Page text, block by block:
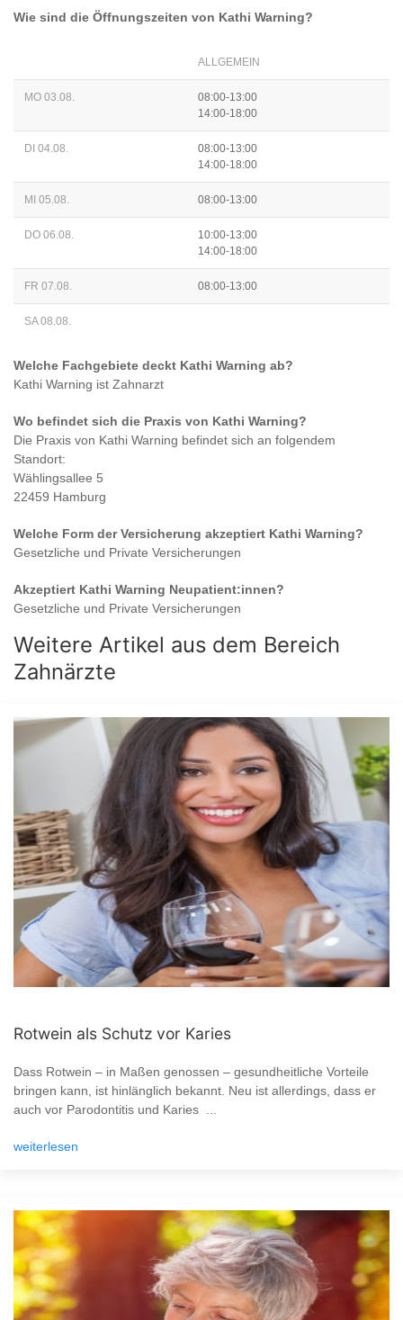
Wie sind die Öffnungszeiten von Kathi Warning?
ALLGEMEIN
MO 03.08.
08:00-13:00
14:00-18:00
DI 04.08.
08:00-13:00
14:00-18:00
MI 05.08. 08:00-13:00
DO 06.08.
10:00-13:00
14:00-18:00
FR 07.08. 08:00-13:00
SA 08.08.
Welche Fachgebiete deckt Kathi Warning ab?
Kathi Warning ist Zahnarzt
Wo befindet sich die Praxis von Kathi Warning?
Die Praxis von Kathi Warning befindet sich an folgendem
Standort:
Wählingsallee 5
22459 Hamburg
Welche Form der Versicherung akzeptiert Kathi Warning?
Gesetzliche und Private Versicherungen
Akzeptiert Kathi Warning Neupatient:innen?
Gesetzliche und Private Versicherungen
Weitere Artikel aus dem Bereich
Zahnärzte
Rotwein als Schutz vor Karies
Dass Rotwein – in Maßen genossen – gesundheitliche Vorteile
bringen kann, ist hinlänglich bekannt. Neu ist allerdings, dass er
auch vor Parodontitis und Karies ...
weiterlesen